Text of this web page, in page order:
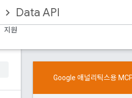
Data API
지원
Google 애널리틱스용